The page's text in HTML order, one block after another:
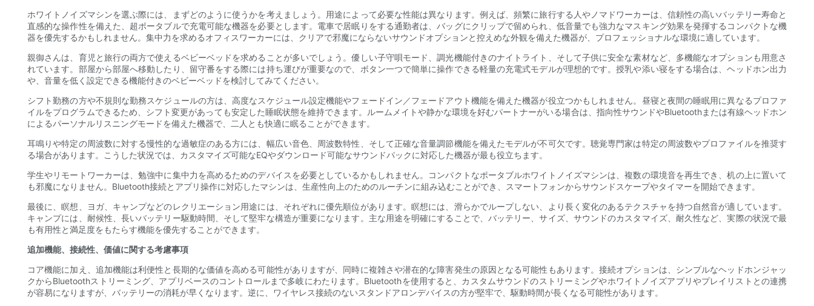
ホワイトノイズマシンを選ぶ際には、まずどのように使うかを考えましょう。用途によって必要な性能は異なります。例えば、頻繁に旅行する人やノマドワーカーは、信頼性の高いバッテリー寿命と
直感的な操作性を備えた、超ポータブルで充電可能な機器を必要とします。電車で居眠りをする通勤者は、バッグにクリップで留められ、低音量でも強力なマスキング効果を発揮するコンパクトな機
器を優先するかもしれません。集中力を求めるオフィスワーカーには、クリアで邪魔にならないサウンドオプションと控えめな外観を備えた機器が、プロフェッショナルな環境に適しています。
親御さんは、育児と旅行の両方で使えるベビーベッドを求めることが多いでしょう。優しい子守唄モード、調光機能付きのナイトライト、そして子供に安全な素材など、多機能なオプションも用意さ
れています。部屋から部屋へ移動したり、留守番をする際には持ち運びが重要なので、ボタン一つで簡単に操作できる軽量の充電式モデルが理想的です。授乳や添い寝をする場合は、ヘッドホン出力
や、音量を低く設定できる機能付きのベビーベッドを検討してみてください。
シフト勤務の方や不規則な勤務スケジュールの方は、高度なスケジュール設定機能やフェードイン／フェードアウト機能を備えた機器が役立つかもしれません。昼寝と夜間の睡眠用に異なるプロファ
イルをプログラムできるため、シフト変更があっても安定した睡眠状態を維持できます。ルームメイトや静かな環境を好むパートナーがいる場合は、指向性サウンドやBluetoothまたは有線ヘッドホン
によるパーソナルリスニングモードを備えた機器で、二人とも快適に眠ることができます。
耳鳴りや特定の周波数に対する慢性的な過敏症のある方には、幅広い音色、周波数特性、そして正確な音量調節機能を備えたモデルが不可欠です。聴覚専門家は特定の周波数やプロファイルを推奨す
る場合があります。こうした状況では、カスタマイズ可能なEQやダウンロード可能なサウンドパックに対応した機器が最も役立ちます。
学生やリモートワーカーは、勉強中に集中力を高めるためのデバイスを必要としているかもしれません。コンパクトなポータブルホワイトノイズマシンは、複数の環境音を再生でき、机の上に置いて
も邪魔になりません。Bluetooth接続とアプリ操作に対応したマシンは、生産性向上のためのルーチンに組み込むことができ、スマートフォンからサウンドスケープやタイマーを開始できます。
最後に、瞑想、ヨガ、キャンプなどのレクリエーション用途には、それぞれに優先順位があります。瞑想には、滑らかでループしない、より長く変化のあるテクスチャを持つ自然音が適しています。
キャンプには、耐候性、長いバッテリー駆動時間、そして堅牢な構造が重要になります。主な用途を明確にすることで、バッテリー、サイズ、サウンドのカスタマイズ、耐久性など、実際の状況で最
も有用性と満足度をもたらす機能を優先することができます。
追加機能、接続性、価値に関する考慮事項
コア機能に加え、追加機能は利便性と長期的な価値を高める可能性がありますが、同時に複雑さや潜在的な障害発生の原因となる可能性もあります。接続オプションは、シンプルなヘッドホンジャッ
クからBluetoothストリーミング、アプリベースのコントロールまで多岐にわたります。Bluetoothを使用すると、カスタムサウンドのストリーミングやホワイトノイズアプリやプレイリストとの連携
が容易になりますが、バッテリーの消耗が早くなります。逆に、ワイヤレス接続のないスタンドアロンデバイスの方が堅牢で、駆動時間が長くなる可能性があります。